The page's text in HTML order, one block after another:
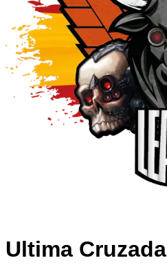
Ultima Cruzada